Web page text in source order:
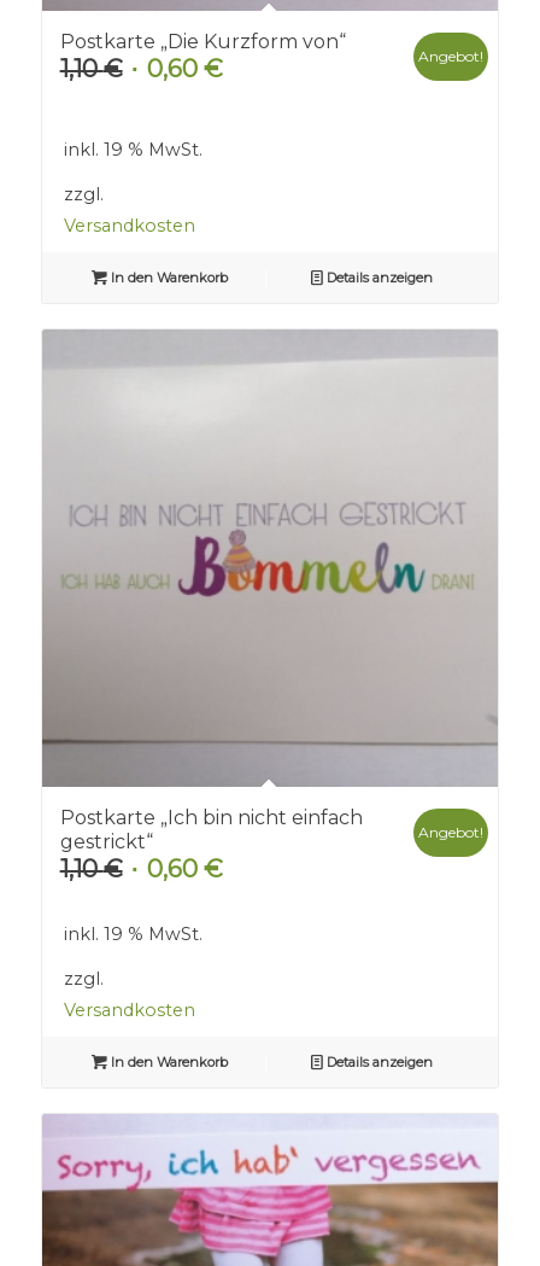
Postkarte „Die Kurzform von“
1,10€ Ursprünglicher
1,10 €
0,60 €Aktueller
Angebot!
inkl. 19 % MwSt.
zzgl.
Versandkosten
In den Warenkorb Details anzeigen
Postkarte „Ich bin nicht einfach
gestrickt“
1,10€ Ursprünglicher
war:
0,60 €Aktueller
Angebot!
inkl. 19 % MwSt.
zzgl.
Versandkosten
In den Warenkorb Details anzeigen